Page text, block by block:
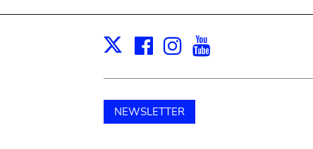
X Facebook
Instagram
NEWSLETTER